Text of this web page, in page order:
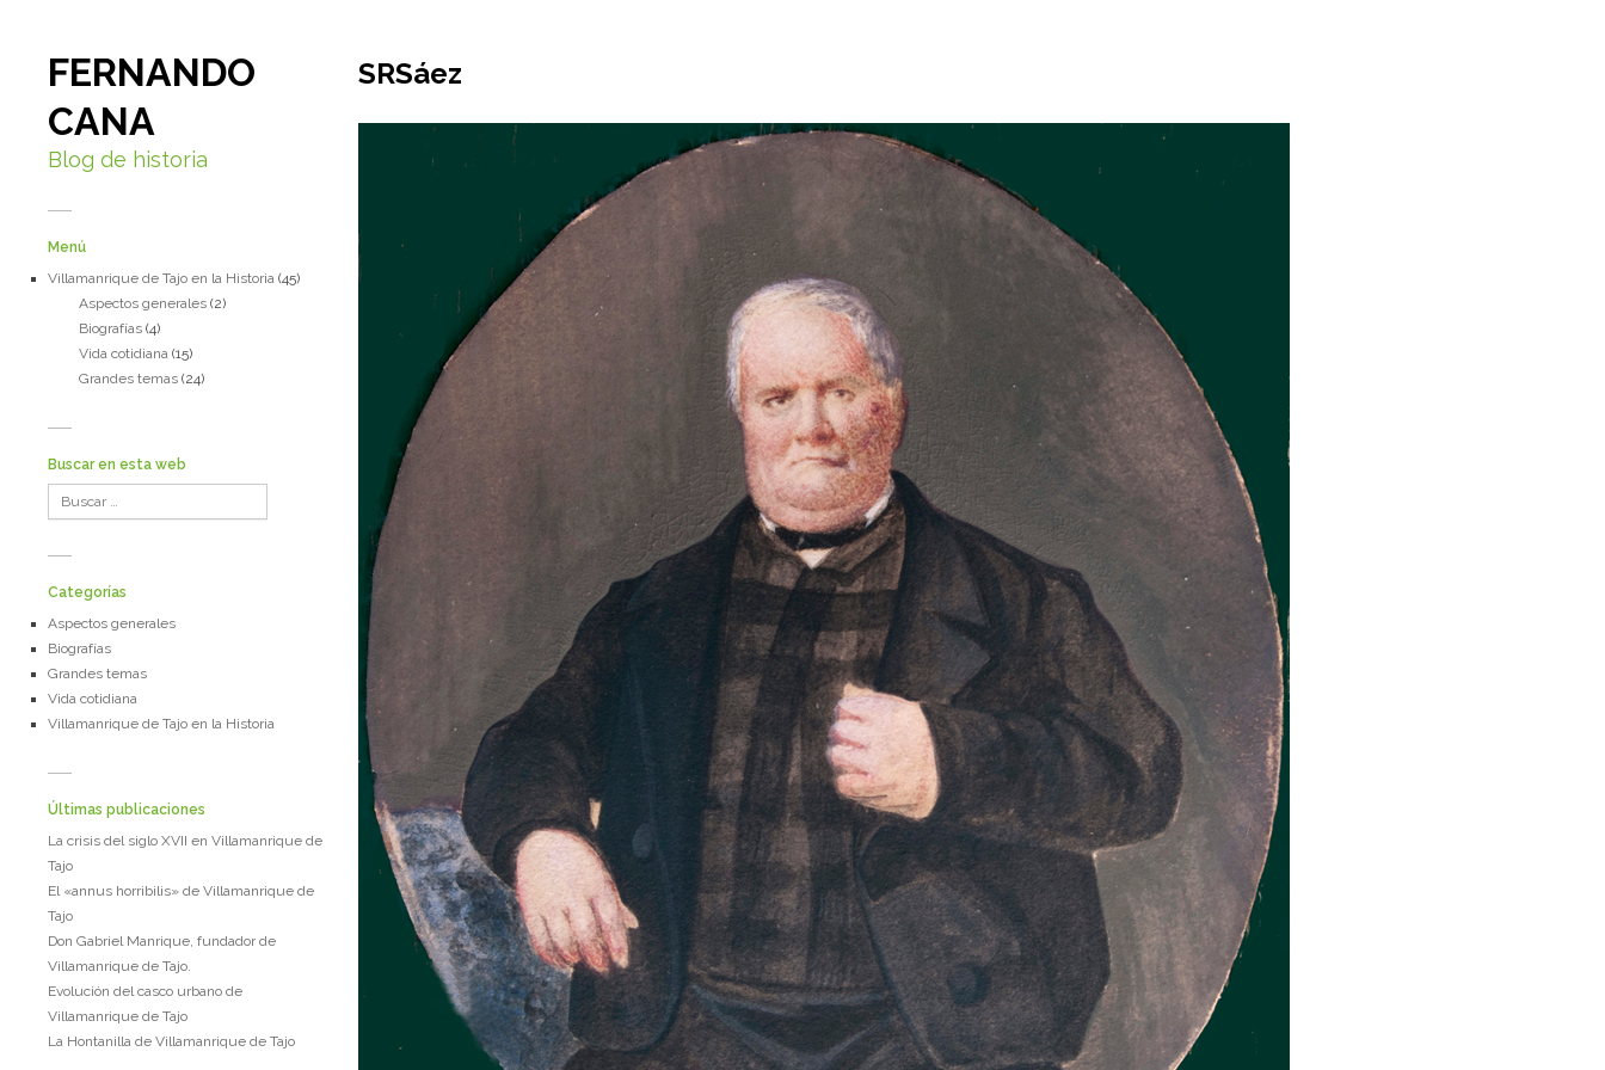
FERNANDO
CANA
Blog de historia
Menú
Villamanrique de Tajo en la Historia (45)
Aspectos generales (2)
Biografías (4)
Vida cotidiana (15)
Grandes temas (24)
Buscar en esta web
Categorías
Aspectos generales
Biografías
Grandes temas
Vida cotidiana
Villamanrique de Tajo en la Historia
Últimas publicaciones
La crisis del siglo XVII en Villamanrique de
Tajo
El «annus horribilis» de Villamanrique de
Tajo
Don Gabriel Manrique, fundador de
Villamanrique de Tajo.
Evolución del casco urbano de
Villamanrique de Tajo
La Hontanilla de Villamanrique de Tajo
SRSáez